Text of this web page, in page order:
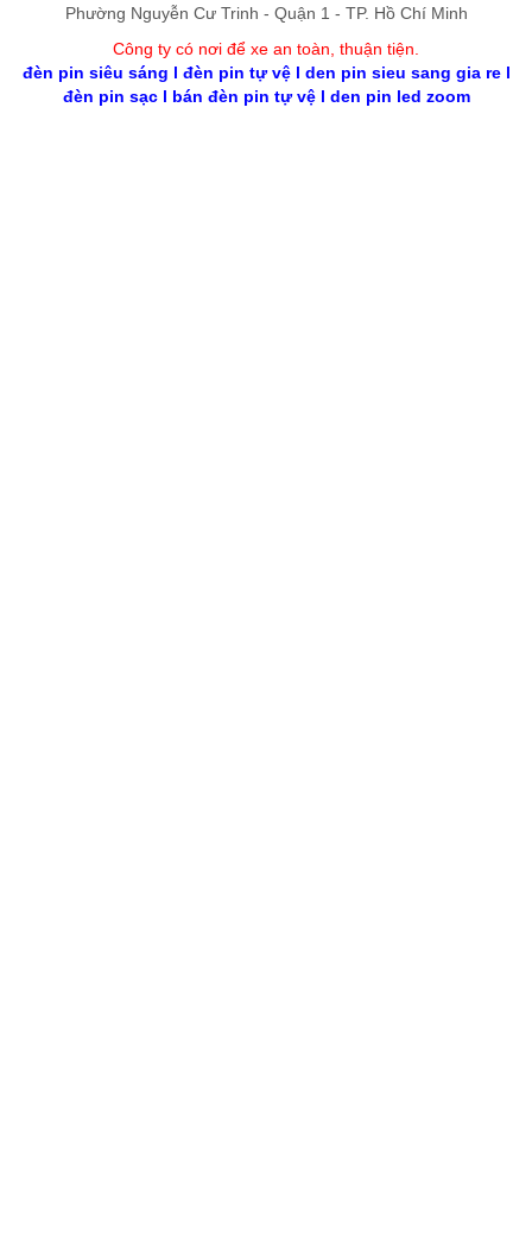
Phường Nguyễn Cư Trinh - Quận 1 - TP. Hồ Chí Minh
Công ty có nơi để xe an toàn, thuận tiện
đèn pin siêu sáng l đèn pin tự vệl den pin sieu sang gia rel
đèn pin sạcl bán đèn pin tự vệl den pin led zoom